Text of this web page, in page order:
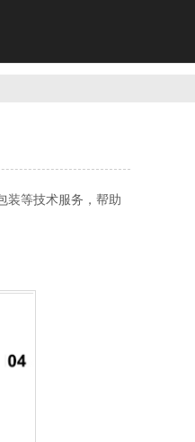
装等技术服务，帮助